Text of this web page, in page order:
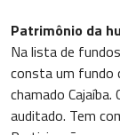
Patrimônio da
Na lista de
consta um fundo
chamado
auditado. Tem